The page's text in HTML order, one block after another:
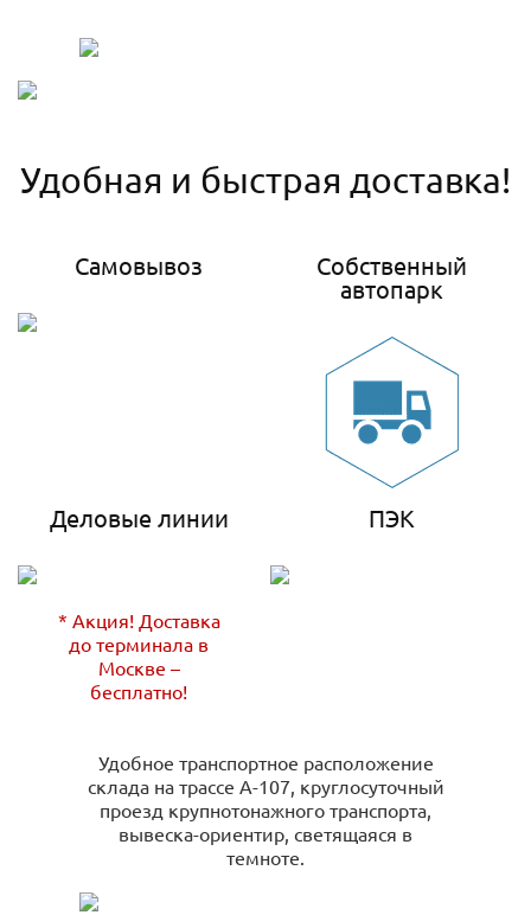
Удобная и быстрая доставка!
Самовывоз
Собственный
автопарк
Деловые линии
* Акция! Доставка
до терминала в
Москве –
бесплатно!
ПЭК
Удобное транспортное расположение
склада на трассе А-107, круглосуточный
проезд крупнотонажного транспорта,
вывеска-ориентир, светящаяся в
темноте.